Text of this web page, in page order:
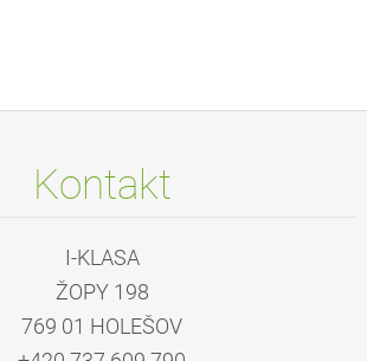
Kontakt
I-KLASA
ŽOPY 198
769 01 HOLEŠOV